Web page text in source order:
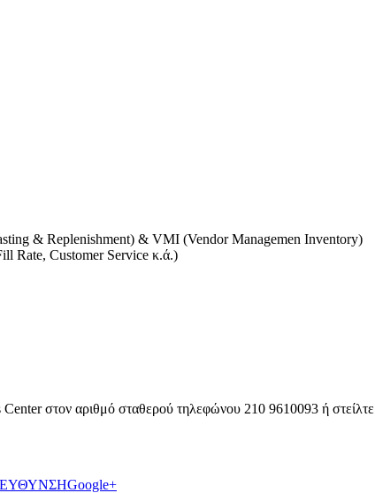
& Replenishment) & VMI (Vendor Managemen Inventory)
Rate, Customer Service κ.ά.)
Center στον αριθμό σταθερού τηλεφώνου 210 9610093 ή
Google+